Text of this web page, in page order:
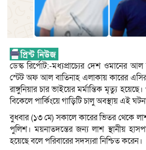
ডেস্ক রির্পোট:-মধ্যপ্রাচ্যের দেশ ওমানের
স্টেট অফ আল বাতিনাহ এলাকায় কারের
রাঙ্গুনিয়ার চার ভাইয়ের মর্মান্তিক মৃত্যু
বিকেলে পার্কিংয়ে গাড়িটি চালু অবস্থায় এই
বুধবার (১৩ মে) সকালে কারের ভিতর থেকে
পুলিশ। ময়নাতদন্তের জন্য লাশ স্থানীয়
হয়েছে বলে পরিবারের সদস্যরা নিশ্চিত করেন।